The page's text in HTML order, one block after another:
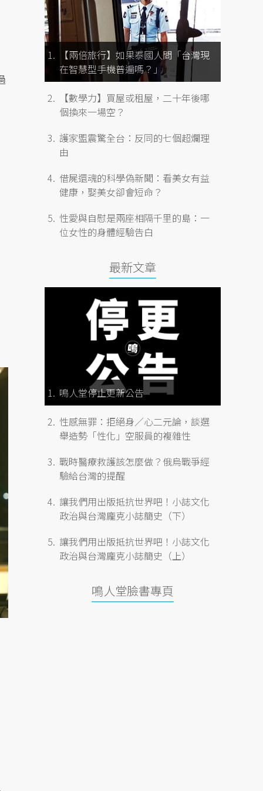
【兩倍旅行】如果泰國人問「台灣現
在智慧型手機普遍嗎？」
【數學力】買屋或租屋，二十年後哪
個換來一場空？
護家盟震驚全台：反同的七個超爛理
由
借屍還魂的科學偽新聞：看美女有益
健康，娶美女卻會短命？
性愛與自慰是兩座相隔千里的島：一
位女性的身體經驗告白
最新文章
鳴人堂停止更新公告
性感無罪：拒絕身／心二元論，談選
舉造勢「性化」空服員的複雜性
戰時醫療救護該怎麼做？俄烏戰爭經
驗給台灣的提醒
讓我們用出版抵抗世界吧！小誌文化
政治與台灣龐克小誌簡史（下）
讓我們用出版抵抗世界吧！小誌文化
政治與台灣龐克小誌簡史（上）
鳴人堂臉書專頁